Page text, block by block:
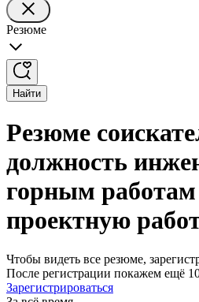
Резюме
Найти
Резюме
должность
горным
проектную
Чтобы видеть все резюме,
После регистрации покажем ещё
Зарегистрироваться